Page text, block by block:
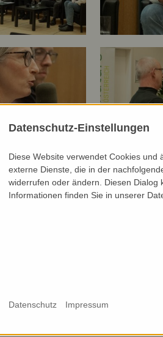
Datenschutz-Einstellungen
Diese Website verwendet Cookies
externe Dienste, die in der
widerrufen oder ändern. Diesen
Informationen finden Sie in unserer
Datenschutz Impressum